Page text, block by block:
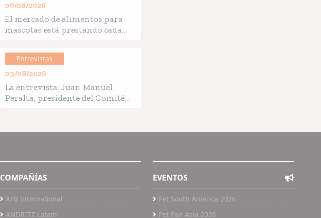
06/08/2026
El mercado de alimentos para
mascotas está prestando cada
Entrevistas
03/08/2026
La entrevista: Juan Manuel
Peralta, presidente del Comité
COMPAÑÍAS
AFB International
ANDRITZ Latam
EVENTOS
Pet South America 2026
Pet Fair Asia 2026